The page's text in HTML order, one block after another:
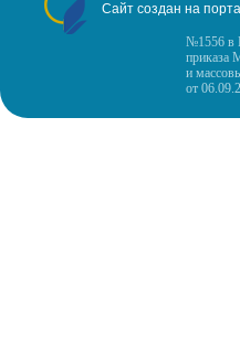
Сайт создан на
№1556 в
приказа
и
от